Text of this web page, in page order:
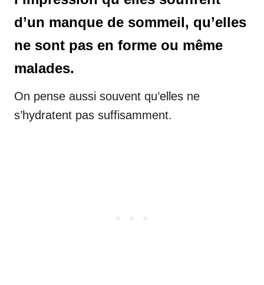
d’un manque de sommeil, qu’elles
ne sont pas en forme ou même
malades.
On pense aussi souvent qu’elles ne
s’hydratent pas suffisamment.